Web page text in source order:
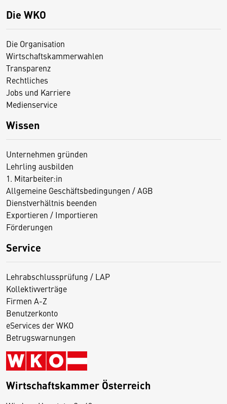
Die WKO
Die Organisation
Wirtschaftskammerwahlen
Transparenz
Rechtliches
Jobs und Karriere
Medienservice
Wissen
Unternehmen gründen
Lehrling ausbilden
1. Mitarbeiter:in
Allgemeine Geschäftsbedingungen / AGB
Dienstverhältnis beenden
Exportieren / Importieren
Förderungen
Service
Lehrabschlussprüfung / LAP
Kollektivverträge
Firmen A-Z
Benutzerkonto
eServices der WKO
Betrugswarnungen
Wirtschaftskammer Österreich